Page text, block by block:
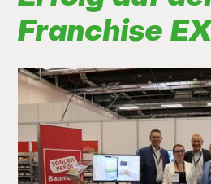
Franchise